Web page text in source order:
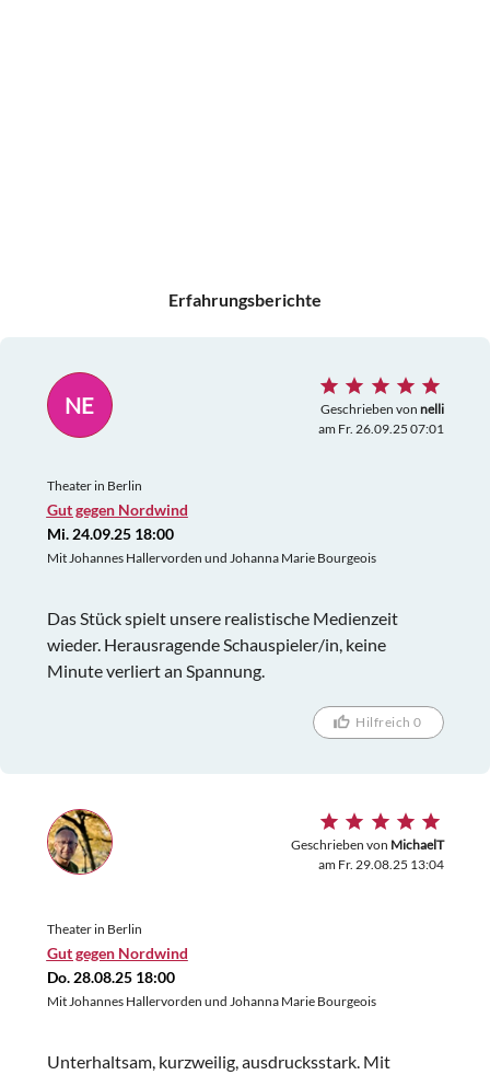
Erfahrungsberichte
NE Geschrieben von nelli
am Fr. 26.09.25 07:01
Theater in Berlin
Gut gegen Nordwind
Mi. 24.09.25 18:00
Mit Johannes Hallervorden und Johanna Marie Bourgeois
Das Stück spielt unsere realistische Medienzeit
wieder. Herausragende Schauspieler/in, keine
Minute verliert an Spannung.
Hilfreich 0
Geschrieben von MichaelT
am Fr. 29.08.25 13:04
Theater in Berlin
Gut gegen Nordwind
Do. 28.08.25 18:00
Mit Johannes Hallervorden und Johanna Marie Bourgeois
Unterhaltsam, kurzweilig, ausdrucksstark. Mit